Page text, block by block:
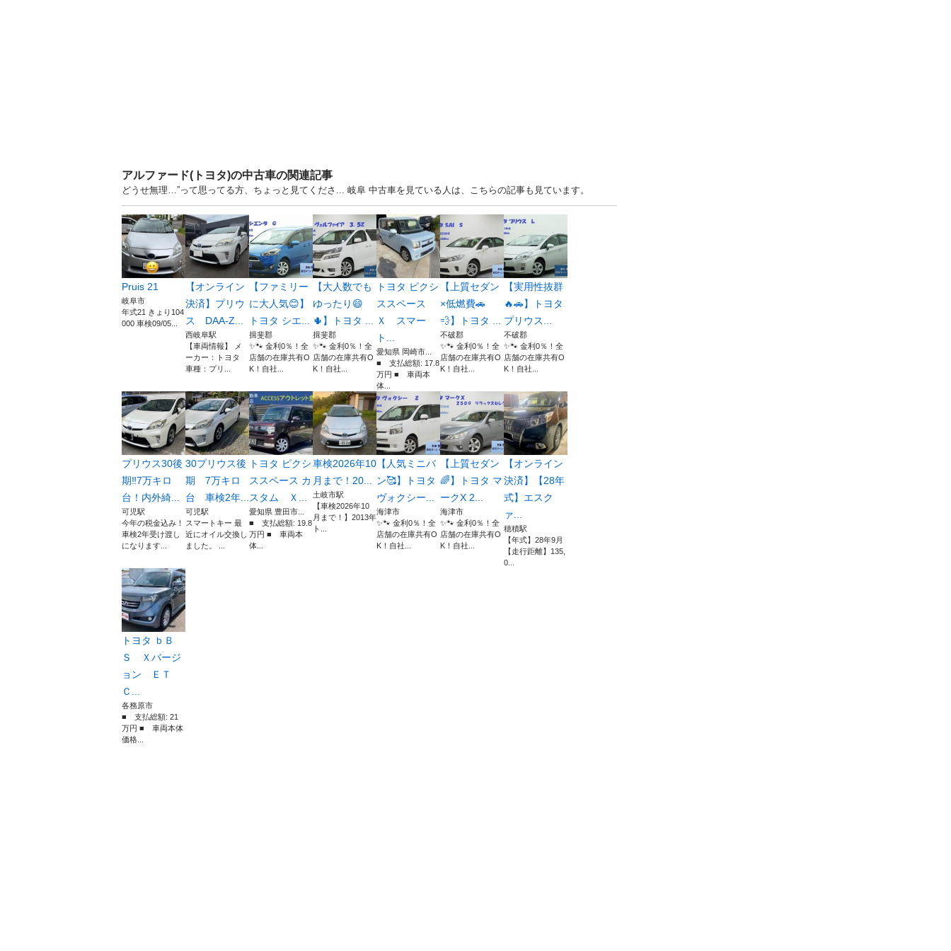
アルファード(トヨタ)の中古車の関連記事
どうせ無理…”って思ってる方、ちょっと見てくださ... 岐阜 中古車を見ている人は、こちらの記事も見ています。
Pruis 21
岐阜市
年式21 きょり104
000 車検09/05...
【オンライン
決済】プリウ
ス DAA-Z...
西岐阜駅
【車両情報】 メ
ーカー：トヨタ
車種：プリ...
【ファミリー
に大人気😊】
トヨタ シエ...
揖斐郡
✨🐾 金利0％！全
店舗の在庫共有O
K！自社...
【大人数でも
ゆったり😄
🌵】トヨタ ...
揖斐郡
✨🐾 金利0％！全
店舗の在庫共有O
K！自社...
トヨタ ピクシ
ススペース
Ｘ スマー
ト...
愛知県 岡崎市...
■ 支払総額: 17.8
万円 ■ 車両本
体...
【上質セダン
×低燃費🚗
💨】トヨタ ...
不破郡
✨🐾 金利0％！全
店舗の在庫共有O
K！自社...
【実用性抜群
🔥🚗】トヨタ
プリウス...
不破郡
✨🐾 金利0％！全
店舗の在庫共有O
K！自社...
プリウス30後
期‼︎7万キロ
台！内外綺...
可児駅
今年の税金込み！
車検2年受け渡し
になります...
30プリウス後
期 7万キロ
台 車検2年...
可児駅
スマートキー 最
近にオイル交換し
ました。 ...
トヨタ ピクシ
ススペース カ
スタム Ｘ...
愛知県 豊田市...
■ 支払総額: 19.8
万円 ■ 車両本
体...
車検2026年10
月まで！20...
土岐市駅
【車検2026年10
月まで！】2013年
ト...
【人気ミニバ
ン🥰】トヨタ
ヴォクシー...
海津市
✨🐾 金利0％！全
店舗の在庫共有O
K！自社...
【上質セダン
🌈】トヨタ マ
ークX 2...
海津市
✨🐾 金利0％！全
店舗の在庫共有O
K！自社...
【オンライン
決済】【28年
式】エスク
ァ...
穂積駅
【年式】28年9月
【走行距離】135,
0...
トヨタ ｂＢ
Ｓ Ｘバージ
ョン ＥＴ
Ｃ...
各務原市
■ 支払総額: 21
万円 ■ 車両本体
価格...